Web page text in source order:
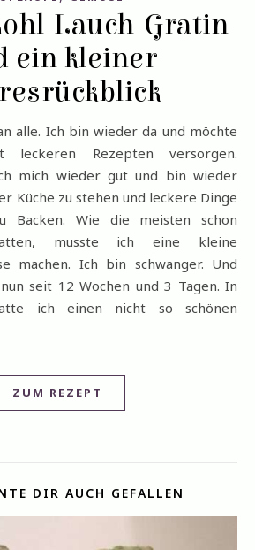
Lauch-Gratin
ein kleiner
Rezepten versorgen.
mich wieder gut und bin wieder
Küche zu stehen und leckere Dinge
Backen. Wie die meisten schon
musste ich eine kleine
machen. Ich bin schwanger. Und
seit 12 Wochen und 3 Tagen. In
ich einen nicht so schönen
ZUM REZEPT
DIR AUCH GEFALLEN